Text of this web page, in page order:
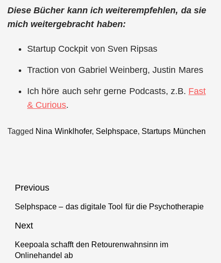
Diese Bücher kann ich weiterempfehlen, da sie
mich weitergebracht haben:
Startup Cockpit von Sven Ripsas
Traction von Gabriel Weinberg, Justin Mares
Ich höre auch sehr gerne Podcasts, z.B. Fast
& Curious.
Tagged Nina Winklhofer, Selphspace, Startups München
Beitragsnavigation
Previous
Previous
Selphspace – das digitale Tool für die Psychotherapie
Next
Next
post:
Keepoala schafft den Retourenwahnsinn im
Onlinehandel ab